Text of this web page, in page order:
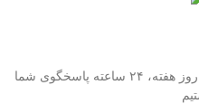
تلفن پشتیبانی | 09120511400 | ۷ روز هفته، ۲۴ ساعته پاسخگوی شما